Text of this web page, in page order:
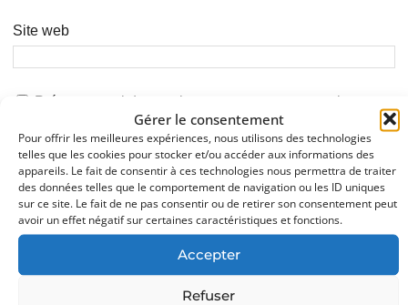
Gérer le consentement
Pour offrir les meilleures expériences, nous utilisons des technologies
telles que les cookies pour stocker et/ou accéder aux informations des
appareils. Le fait de consentir à ces technologies nous permettra de traiter
des données telles que le comportement de navigation ou les ID uniques
sur ce site. Le fait de ne pas consentir ou de retirer son consentement peut
avoir un effet négatif sur certaines caractéristiques et fonctions.
Accepter
Refuser
Site web
Prévenez-moi de tous les nouveaux commentaires par
Prévenez-moi de tous les nouveaux articles par e-mail.
Email(facultatif)